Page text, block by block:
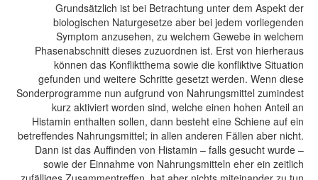
Grundsätzlich ist bei Betrachtung unter dem Aspekt der
biologischen Naturgesetze aber bei jedem vorliegenden
Symptom anzusehen, zu welchem Gewebe in welchem
Phasenabschnitt dieses zuzuordnen ist. Erst von hierheraus
können das Konfliktthema sowie die konfliktive Situation
gefunden und weitere Schritte gesetzt werden. Wenn diese
Sonderprogramme nun aufgrund von Nahrungsmittel zumindest
kurz aktiviert worden sind, welche einen hohen Anteil an
Histamin enthalten sollen, dann besteht eine Schiene auf ein
betreffendes Nahrungsmittel; in allen anderen Fällen aber nicht.
Dann ist das Auffinden von Histamin – falls gesucht wurde –
sowie der Einnahme von Nahrungsmitteln eher ein zeitlich